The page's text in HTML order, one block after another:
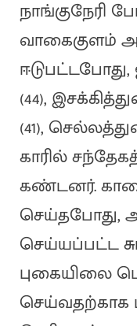
நாங்குநேரி
வாகைகுளம்
(44),
(41),
காரில்
கண்டனர்.
செய்தபோது,
செய்யப்பட்ட
புகையிலை
செய்வதற்காக